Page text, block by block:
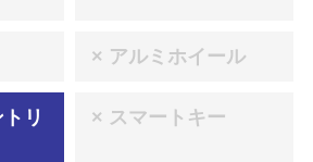
× アルミホイール
リ
× スマートキー